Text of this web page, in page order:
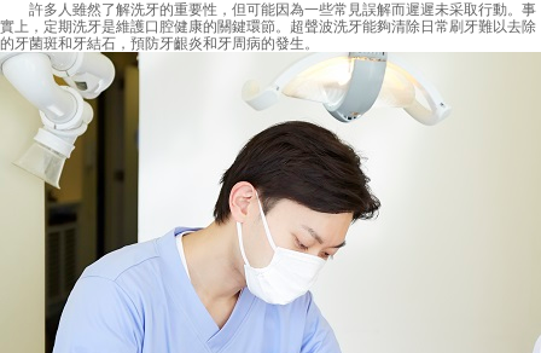
許多人雖然了解洗牙的重要性，但可能因為一些常見誤解而遲遲未采取行動。事
實上，定期洗牙是維護口腔健康的關鍵環節。超聲波洗牙能夠清除日常刷牙難以去除
的牙菌斑和牙結石，預防牙齦炎和牙周病的發生。